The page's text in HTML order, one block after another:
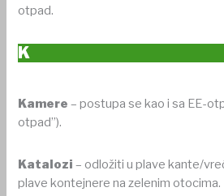
otpad.
K
Kamere – postupa se kao i sa EE-
otpad”).
Katalozi– odložiti u plave kante/
plave kontejnere na zelenim otocima.